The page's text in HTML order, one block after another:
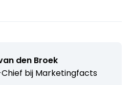
den Broek
bij Marketingfacts